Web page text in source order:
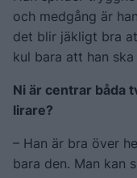
och medgång är
det blir jäkligt bra
kul bara att han
Ni är centrar båda
lirare?
– Han är bra över
bara den. Man kan